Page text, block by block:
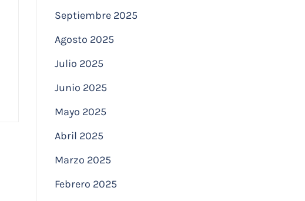
Septiembre 2025
Agosto 2025
Julio 2025
Junio 2025
Mayo 2025
Abril 2025
Marzo 2025
Febrero 2025